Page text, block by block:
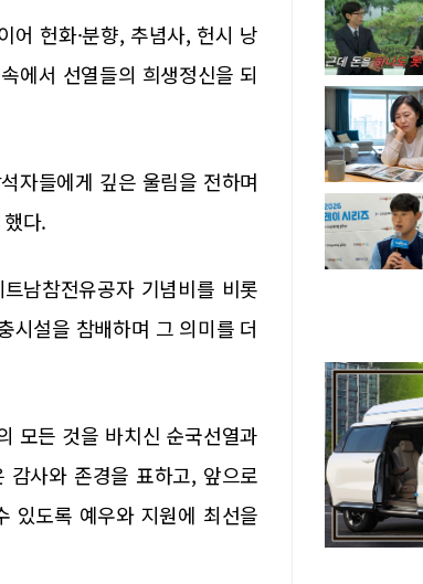
어 헌화·분향, 추념사, 헌시 낭
에서 선열들의 희생정신을 되
자들에게 깊은 울림을 전하며
다.
남참전유공자 기념비를 비롯
시설을 참배하며 그 의미를 더
모든 것을 바치신 순국선열과
감사와 존경을 표하고, 앞으로
있도록 예우와 지원에 최선을